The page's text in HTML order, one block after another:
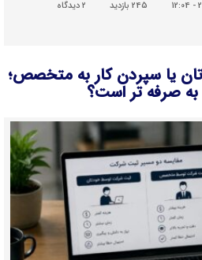
245 بازدید
دیدگاه
یا سپردن کار به متخصص؛
به ‌صرفه ‌تر است؟